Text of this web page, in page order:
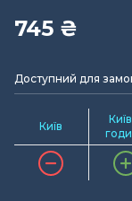
745 ₴
Доступний для
Київ